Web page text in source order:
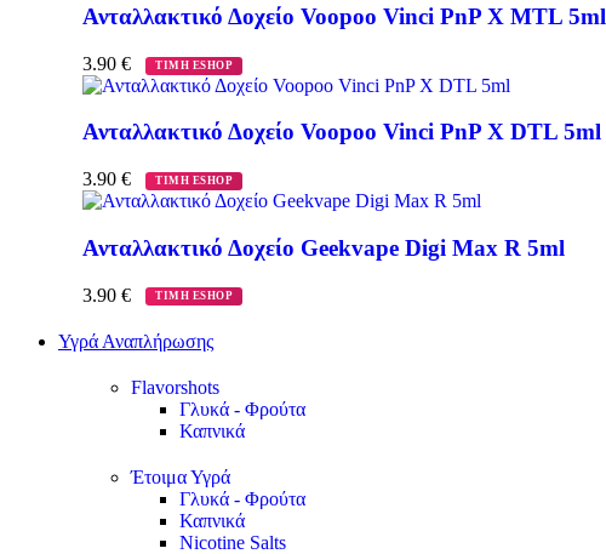
Ανταλλακτικό Δοχείο Voopoo Vinci PnP X MTL 5ml
3.90 € ΤΙΜΗ ESHOP
Ανταλλακτικό Δοχείο Voopoo Vinci PnP X DTL 5ml
3.90 € ΤΙΜΗ ESHOP
Ανταλλακτικό Δοχείο Geekvape Digi Max R 5ml
3.90 € ΤΙΜΗ ESHOP
Υγρά Αναπλήρωσης
Flavorshots
Γλυκά - Φρούτα
Καπνικά
Έτοιμα Υγρά
Γλυκά - Φρούτα
Καπνικά
Nicotine Salts